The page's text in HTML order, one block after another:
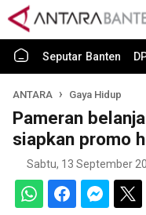
Seputar Banten
ANTARA Gaya Hidup
Pameran
siapkan promo
Sabtu, 13 September